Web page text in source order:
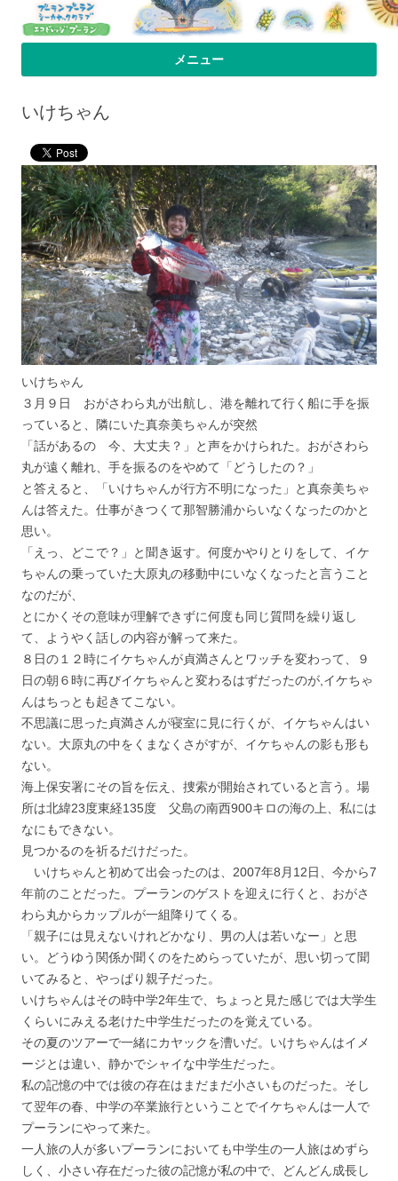
プーラン・プーラン｜小笠原父島 シ
ーカヤック 宿
小笠原父島のシーカヤックスクール＆ツアー「プーランプーランシーカ
ヤッククラブ」、森のコテージのお宿の「プーランビレッジ」のHPへよ
メニュー
いけちゃん
いけちゃん
３月９日 おがさわら丸が出航し、港を離れて行く船に手を振
っていると、隣にいた真奈美ちゃんが突然
「話があるの 今、大丈夫？」と声をかけられた。おがさわら
丸が遠く離れ、手を振るのをやめて「どうしたの？」
と答えると、「いけちゃんが行方不明になった」と真奈美ちゃ
んは答えた。仕事がきつくて那智勝浦からいなくなったのかと
思い。
「えっ、どこで？」と聞き返す。何度かやりとりをして、イケ
ちゃんの乗っていた大原丸の移動中にいなくなったと言うこと
なのだが、
とにかくその意味が理解できずに何度も同じ質問を繰り返し
て、ようやく話しの内容が解って来た。
８日の１２時にイケちゃんが貞満さんとワッチを変わって、９
日の朝６時に再びイケちゃんと変わるはずだったのが,イケちゃ
んはちっとも起きてこない。
不思議に思った貞満さんが寝室に見に行くが、イケちゃんはい
ない。大原丸の中をくまなくさがすが、イケちゃんの影も形も
ない。
海上保安署にその旨を伝え、捜索が開始されていると言う。場
所は北緯23度東経135度 父島の南西900キロの海の上、私には
なにもできない。
見つかるのを祈るだけだった。
いけちゃんと初めて出会ったのは、2007年8月12日、今から7
年前のことだった。プーランのゲストを迎えに行くと、おがさ
わら丸からカップルが一組降りてくる。
「親子には見えないけれどかなり、男の人は若いなー」と思
い。どうゆう関係か聞くのをためらっていたが、思い切って聞
いてみると、やっぱり親子だった。
いけちゃんはその時中学2年生で、ちょっと見た感じでは大学生
くらいにみえる老けた中学生だったのを覚えている。
その夏のツアーで一緒にカヤックを漕いだ。いけちゃんはイメ
ージとは違い、静かでシャイな中学生だった。
私の記憶の中では彼の存在はまだまだ小さいものだった。そし
て翌年の春、中学の卒業旅行ということでイケちゃんは一人で
プーランにやって来た。
一人旅の人が多いプーランにおいても中学生の一人旅はめずら
しく、小さい存在だった彼の記憶が私の中で、どんどん成長し